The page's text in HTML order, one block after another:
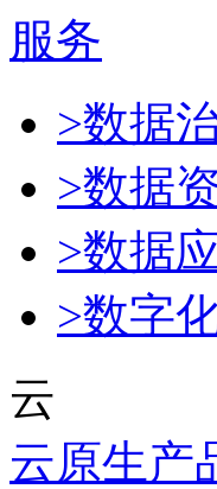
服务
>数据
>数据
>数据
>数字
云
云原生产